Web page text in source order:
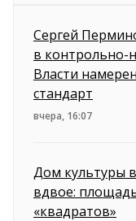
Сергей
в контрольно-
Власти
стандарт
вчера, 16:07
Дом культуры
вдвое:
«квадратов»